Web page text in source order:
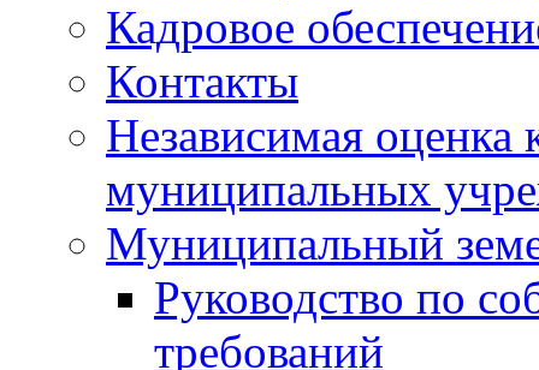
Кадровое
Контакты
Независимая оценка
муниципальных
Муниципальный
Руководство по
требований